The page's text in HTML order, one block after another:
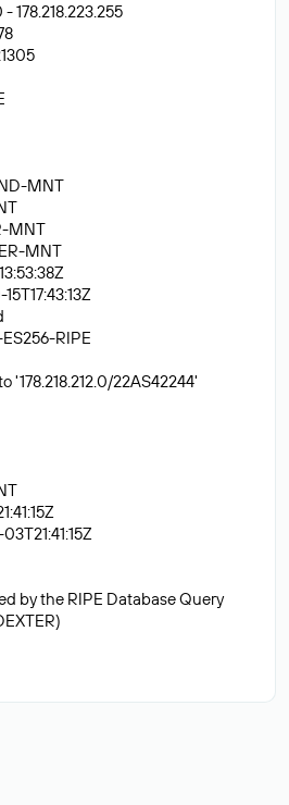
178.218.223.255
MNT
MNT
MNT
RIPE
'178.218.212.0/22AS42244'
by the RIPE Database Query